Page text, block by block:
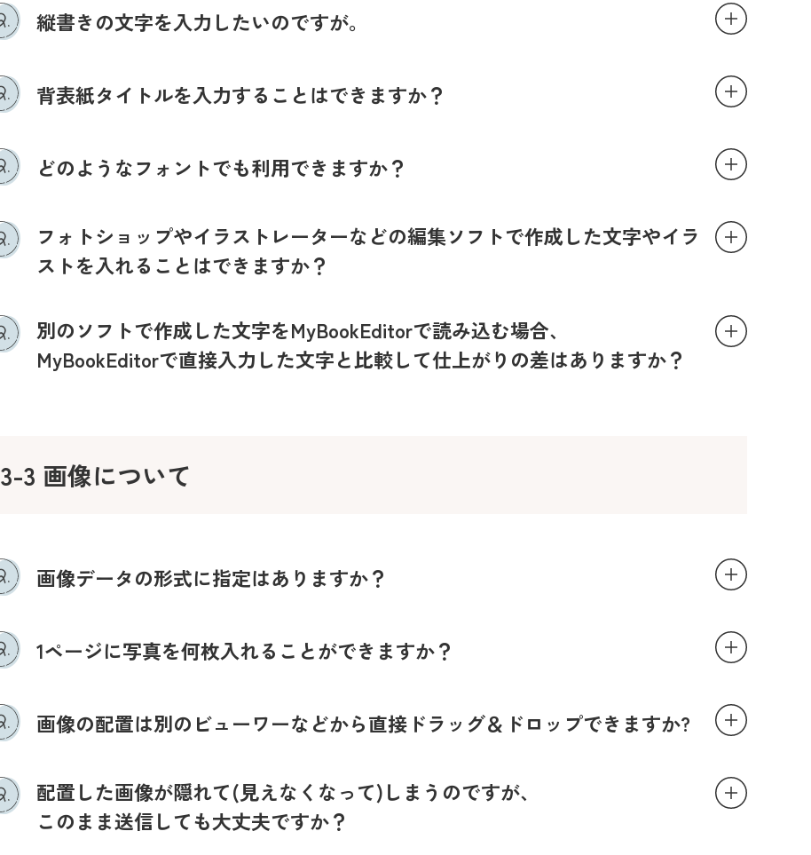
縦書きの文字を入力したいのですが。
背表紙タイトルを入力することはできますか？
どのようなフォントでも利用できますか？
フォトショップやイラストレーターなどの編集ソフトで作成した文字やイラ
ストを入れることはできますか？
別のソフトで作成した文字をMyBookEditorで読み込む場合、
MyBookEditorで直接入力した文字と比較して仕上がりの差はありますか？
3-3 画像について
画像データの形式に指定はありますか？
1ページに写真を何枚入れることができますか？
画像の配置は別のビューワーなどから直接ドラッグ＆ドロップできますか?
配置した画像が隠れて(見えなくなって)しまうのですが、
このまま送信しても大丈夫ですか？